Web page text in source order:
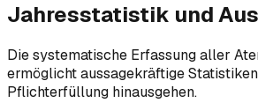
Jahresstatistik und
Die systematische Erfassung aller
ermöglicht aussagekräftige
Pflichterfüllung hinausgehen.